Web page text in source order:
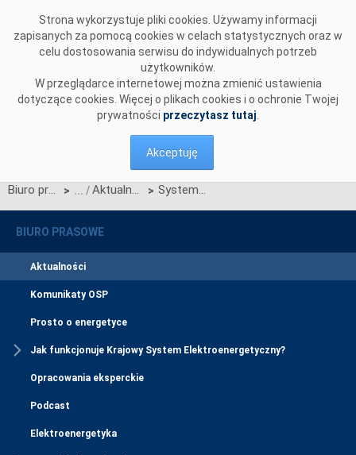
Strona wykorzystuje pliki cookies. Używamy informacji
zapisanych za pomocą cookies w celach statystycznych oraz w
celu dostosowania serwisu do indywidualnych potrzeb
użytkowników.
W przeglądarce internetowej można zmienić ustawienia
dotyczące cookies. Więcej o plikach cookies i o ochronie Twojej
prywatności przeczytasz tutaj
Akceptuję
Biuro prasowe > Aktualności > Systemy elektroenergetyczne Estonii, Litwy i Łotwy pomyślnie zsynchronizowane z systemem Europy kontynentalnej
BIURO PRASOWE
Aktualności
Komunikaty OSP
Prosto o energetyce
Jak funkcjonuje Krajowy System Elektroenergetyczny?
Opracowania eksperckie
Podcast
Elektroenergetyka